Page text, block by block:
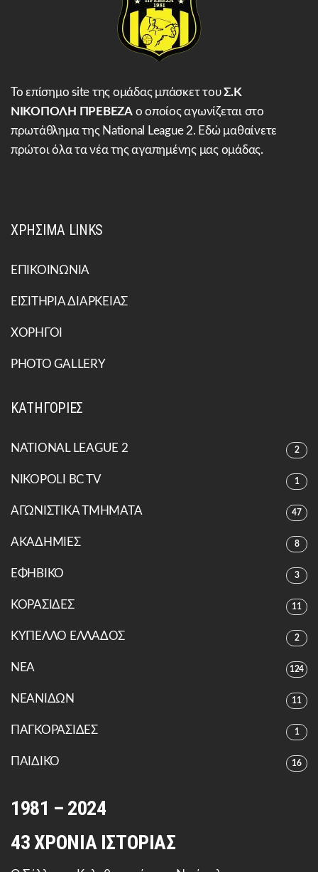
Το επίσημο site της ομάδας μπάσκετ τουΣ.Κ
ΝΙΚΟΠΟΛΗ ΠΡΕΒΕΖΑο οποίος αγωνίζεται στο
πρωτάθλημα της National League 2. Εδώ μαθαίνετε
πρώτοι όλα τα νέα της αγαπημένης μας ομάδας.
ΧΡΗΣΙΜΑ LINKS
ΕΠΙΚΟΙΝΩΝΙΑ
ΕΙΣΙΤΗΡΙΑ ΔΙΑΡΚΕΙΑΣ
ΧΟΡΗΓΟΙ
PHOTO GALLERY
ΚΑΤΗΓΟΡΙΕΣ
NATIONAL LEAGUE 2 2
NIKOPOLI BC TV 1
ΑΓΩΝΙΣΤΙΚΑ ΤΜΗΜΑΤΑ 47
ΑΚΑΔΗΜΙΕΣ 8
ΕΦΗΒΙΚΟ 3
ΚΟΡΑΣΙΔΕΣ 11
ΚΥΠΕΛΛΟ ΕΛΛΑΔΟΣ 2
ΝΕΑ 124
ΝΕΑΝΙΔΩΝ 11
ΠΑΓΚΟΡΑΣΙΔΕΣ 1
ΠΑΙΔΙΚΟ 16
1981 – 2024
43 ΧΡΟΝΙΑ ΙΣΤΟΡΙΑΣ